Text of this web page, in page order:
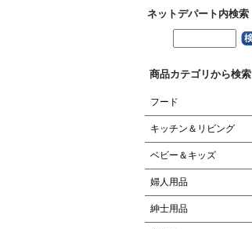
ネットデパート内検索
商品カテゴリから検索
フード
キッチン＆リビング
ベビー＆キッズ
婦人用品
紳士用品